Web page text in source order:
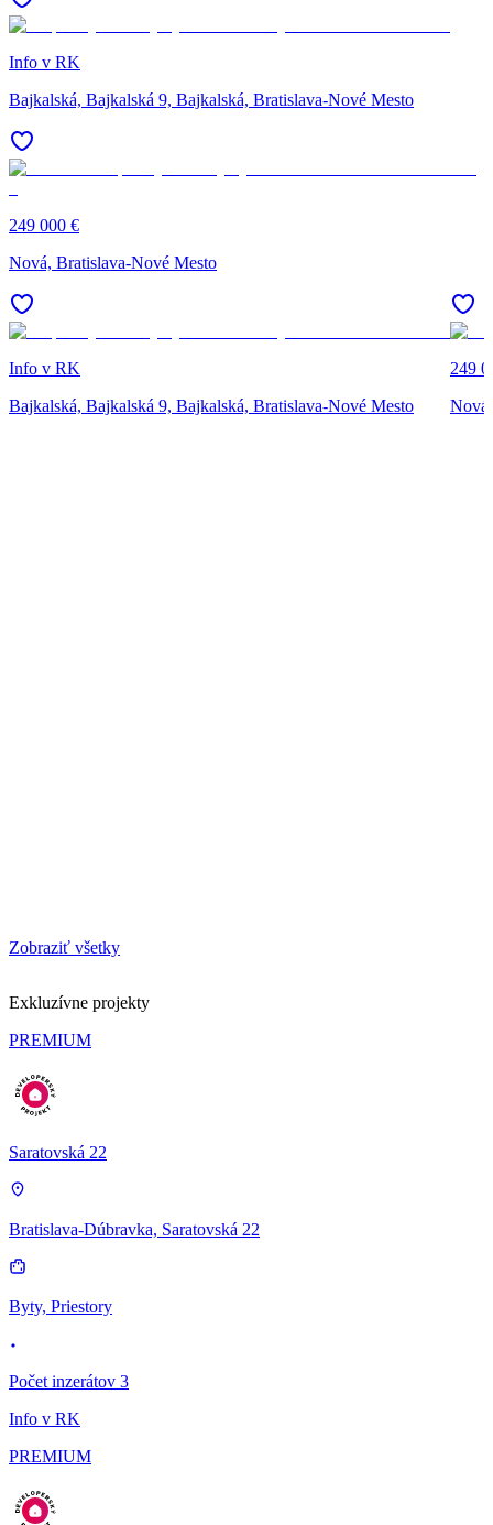
Info v RK
Bajkalská, Bajkalská 9, Bajkalská, Bratislava-Nové Mesto
249 000 €
Nová, Bratislava-Nové Mesto
Info v RK
Bajkalská, Bajkalská 9, Bajkalská, Bratislava-Nové Mesto
249
Zobraziť všetky
Exkluzívne projekty
PREMIUM
Saratovská 22
Bratislava-Dúbravka, Saratovská 22
Byty, Priestory
Počet inzerátov 3
Info v RK
PREMIUM